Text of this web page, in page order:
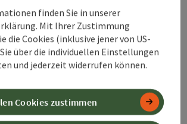
Beitrag drucken
In der Nähe
Änderung vorschlagen
finden Sie in unserer
Mit Ihrer Zustimmung
die Cookies (inklusive jener von US-
über die individuellen Einstellungen
und jederzeit widerrufen können.
Cookies zustimmen